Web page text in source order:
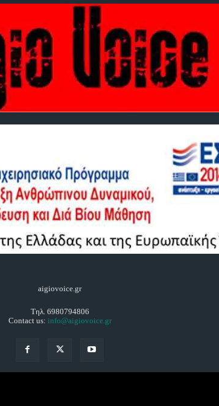
aigiovoice.gr
Τηλ. 6980794806
Contact us: info@aigiovoice.gr